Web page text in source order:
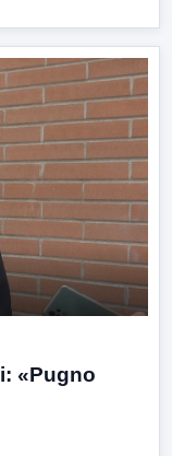
«Pugno